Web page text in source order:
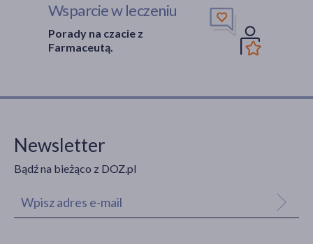
Wsparcie w leczeniu
Porady na czacie z
Farmaceutą.
Newsletter
Bądź na bieżąco z DOZ.pl